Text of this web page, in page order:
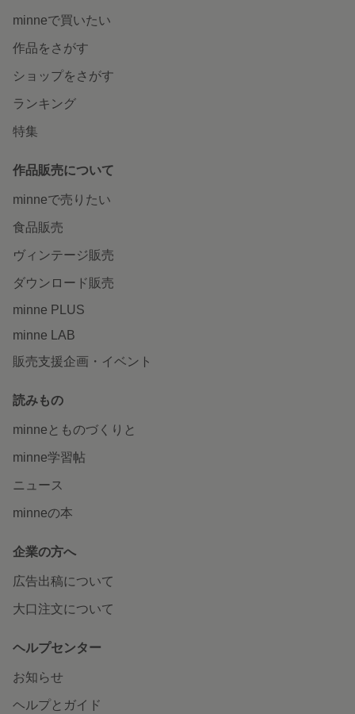
minneで買いたい
作品をさがす
ショップをさがす
ランキング
特集
作品販売について
minneで売りたい
食品販売
ヴィンテージ販売
ダウンロード販売
minne PLUS
minne LAB
販売支援企画・イベント
読みもの
minneとものづくりと
minne学習帖
ニュース
minneの本
企業の方へ
広告出稿について
大口注文について
ヘルプセンター
お知らせ
ヘルプとガイド